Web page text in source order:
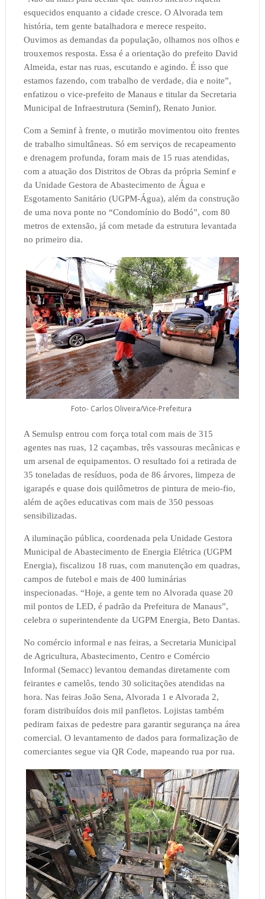
esquecidos enquanto a cidade cresce. O Alvorada tem
história, tem gente batalhadora e merece respeito.
Ouvimos as demandas da população, olhamos nos olhos e
trouxemos resposta. Essa é a orientação do prefeito David
Almeida, estar nas ruas, escutando e agindo. É isso que
estamos fazendo, com trabalho de verdade, dia e noite”,
enfatizou o vice-prefeito de Manaus e titular da Secretaria
Municipal de Infraestrutura (Seminf), Renato Junior.
Com a Seminf à frente, o mutirão movimentou oito frentes
de trabalho simultâneas. Só em serviços de recapeamento
e drenagem profunda, foram mais de 15 ruas atendidas,
com a atuação dos Distritos de Obras da própria Seminf e
da Unidade Gestora de Abastecimento de Água e
Esgotamento Sanitário (UGPM-Água), além da construção
de uma nova ponte no “Condomínio do Bodó”, com 80
metros de extensão, já com metade da estrutura levantada
no primeiro dia.
Foto- Carlos Oliveira/Vice-Prefeitura
A Semulsp entrou com força total com mais de 315
agentes nas ruas, 12 caçambas, três vassouras mecânicas e
um arsenal de equipamentos. O resultado foi a retirada de
35 toneladas de resíduos, poda de 86 árvores, limpeza de
igarapés e quase dois quilômetros de pintura de meio-fio,
além de ações educativas com mais de 350 pessoas
sensibilizadas.
A iluminação pública, coordenada pela Unidade Gestora
Municipal de Abastecimento de Energia Elétrica (UGPM
Energia), fiscalizou 18 ruas, com manutenção em quadras,
campos de futebol e mais de 400 luminárias
inspecionadas. “Hoje, a gente tem no Alvorada quase 20
mil pontos de LED, é padrão da Prefeitura de Manaus”,
celebra o superintendente da UGPM Energia, Beto Dantas.
No comércio informal e nas feiras, a Secretaria Municipal
de Agricultura, Abastecimento, Centro e Comércio
Informal (Semacc) levantou demandas diretamente com
feirantes e camelôs, tendo 30 solicitações atendidas na
hora. Nas feiras João Sena, Alvorada 1 e Alvorada 2,
foram distribuídos dois mil panfletos. Lojistas também
pediram faixas de pedestre para garantir segurança na área
comercial. O levantamento de dados para formalização de
comerciantes segue via QR Code, mapeando rua por rua.